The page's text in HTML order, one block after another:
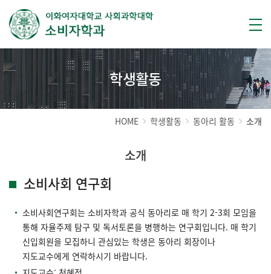
학생활동
HOME 학생활동 동아리 활동 소개
소개
소비사회 연구회
소비사회연구회는 소비자학과 공식 동아리로 매 학기 2-3회 모임을
통해 자율주제 탐구 및 독서토론을 병행하는 연구회입니다. 매 학기
신입회원을 모집하니 관심있는 학생은 동아리 회장이나
지도교수에게 연락하시기 바랍니다.